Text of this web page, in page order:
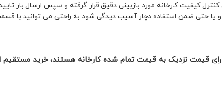
کیفیت کارخانه مورد بازبینی دقیق قرار گرفته و سپس ارسال بار
یا حتی ضمن استفاده دچار آسیب دیدگی شود به راحتی می توانید با
قیمت نزدیک به قیمت تمام شده کارخانه هستند، خرید